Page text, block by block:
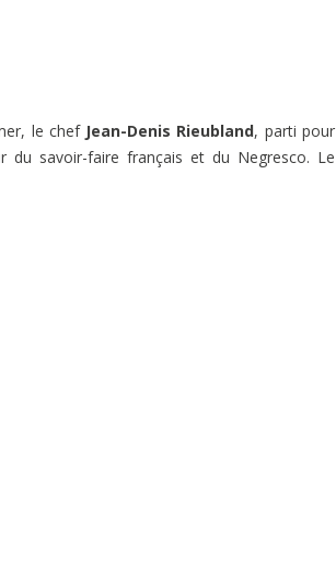
le chefJean-Denis Rieubland, parti pour
du savoir-faire français et du Negresco. Le